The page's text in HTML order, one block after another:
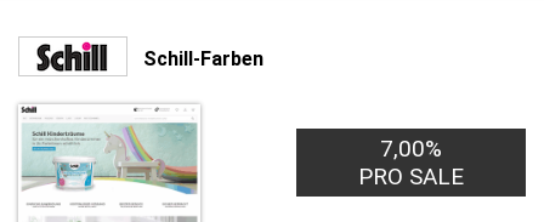
Schill-Farben
7,00%
PRO SALE